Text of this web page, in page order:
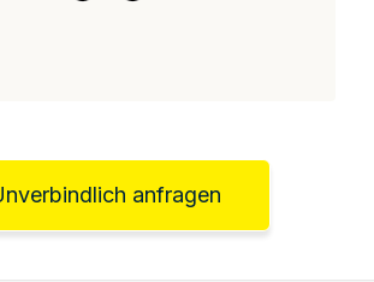
anfragen